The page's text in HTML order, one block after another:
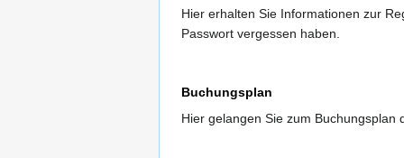
Hier erhalten Sie Informationen zur
Passwort vergessen haben.
Buchungsplan
Hier gelangen Sie zum Buchungsplan